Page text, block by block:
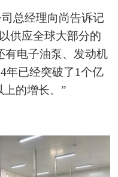
总经理向尚告诉记
供应全球大部分的
有电子油泵、发动机
年已经突破了1个亿
上的增长。”